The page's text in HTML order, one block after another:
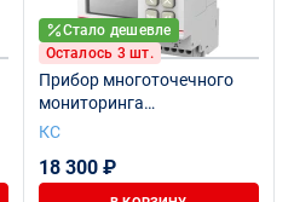
Стало дешевле
Осталось 3 шт.
Прибор многоточечного
мониторинга
электроэнергии КСМ-М2-1-
КС
18 300 ₽